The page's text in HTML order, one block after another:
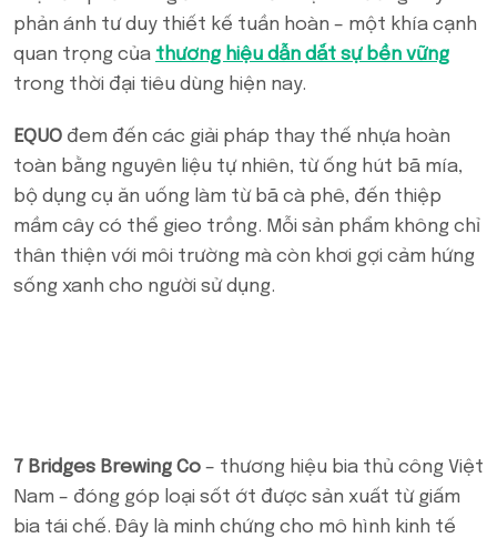
phản ánh tư duy thiết kế tuần hoàn – một khía cạnh
quan trọng của thương hiệu dẫn dắt sự bền vững
trong thời đại tiêu dùng hiện nay.
EQUO đem đến các giải pháp thay thế nhựa hoàn
toàn bằng nguyên liệu tự nhiên, từ ống hút bã mía,
bộ dụng cụ ăn uống làm từ bã cà phê, đến thiệp
mầm cây có thể gieo trồng. Mỗi sản phẩm không chỉ
thân thiện với môi trường mà còn khơi gợi cảm hứng
sống xanh cho người sử dụng.
7 Bridges Brewing Co – thương hiệu bia thủ công Việt
Nam – đóng góp loại sốt ớt được sản xuất từ giấm
bia tái chế. Đây là minh chứng cho mô hình kinh tế